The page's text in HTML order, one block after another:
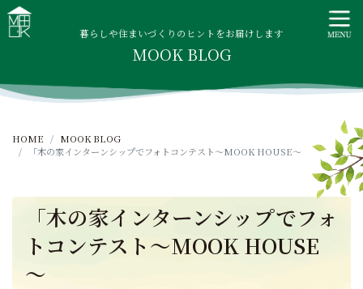
t
MOOK HOUSE ムックハウス
MOOK HOUSEはかごしま素材で建てる木の住まい。自然を
感じる四季に合わせた暮らし、家族がずっと住み継げる暮ら
暮らしや住まいづくりのヒントをお届けします
MOOK BLOG
HOME
MOOK BLOG
「木の家インターンシップでフォトコンテスト～MOOK HOUSE～
「木の家インターンシップでフォ
トコンテスト～MOOK HOUSE
～